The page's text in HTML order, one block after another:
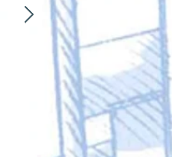
[Hentai] Can I be
Tennis Ball ?